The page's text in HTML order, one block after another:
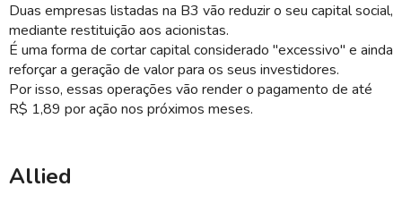
Duas empresas listadas na B3 vão reduzir o seu capital social,
mediante restituição aos acionistas.
É uma forma de cortar capital considerado "excessivo" e ainda
reforçar a geração de valor para os seus investidores.
Por isso, essas operações vão render o pagamento de até
R$ 1,89 por ação nos próximos meses.
Allied